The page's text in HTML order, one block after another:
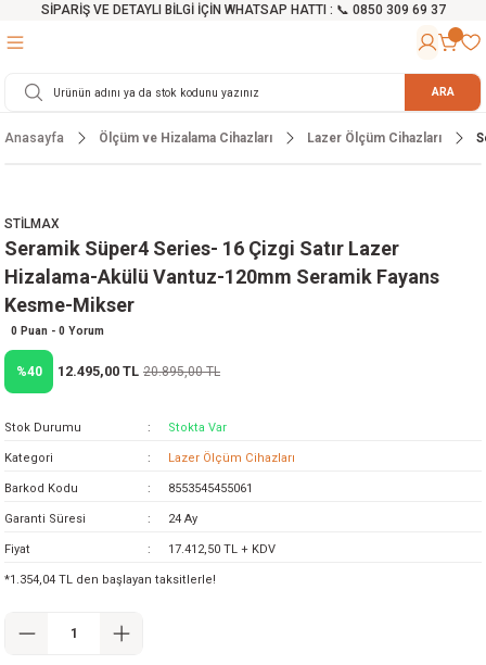
SİPARİŞ VE DETAYLI BİLGİ İÇİN WHATSAP HATTI : 📞 0850 309 69 37
Testereler
Makinesi
Testereler
Cihazları
Mikser
ve Arabalar
Malzemeleri ARA
Anasayfa Ölçüm ve Hizalama Cihazları Lazer Ölçüm Cihazları
STİLMAX
Seramik Süper4 Series- 16 Çizgi Satır Lazer
Hizalama-Akülü Vantuz-120mm Seramik Fayans
Kesme-Mikser
0 Puan - 0 Yorum
%40 12.495,00 TL 20.895,00 TL
Stok Durumu Stokta Var
Kategori Lazer Ölçüm Cihazları
Barkod Kodu 8553545455061
Garanti Süresi 24 Ay
Fiyat 17.412,50 TL + KDV
*1.354,04 TL den başlayan taksitlerle!